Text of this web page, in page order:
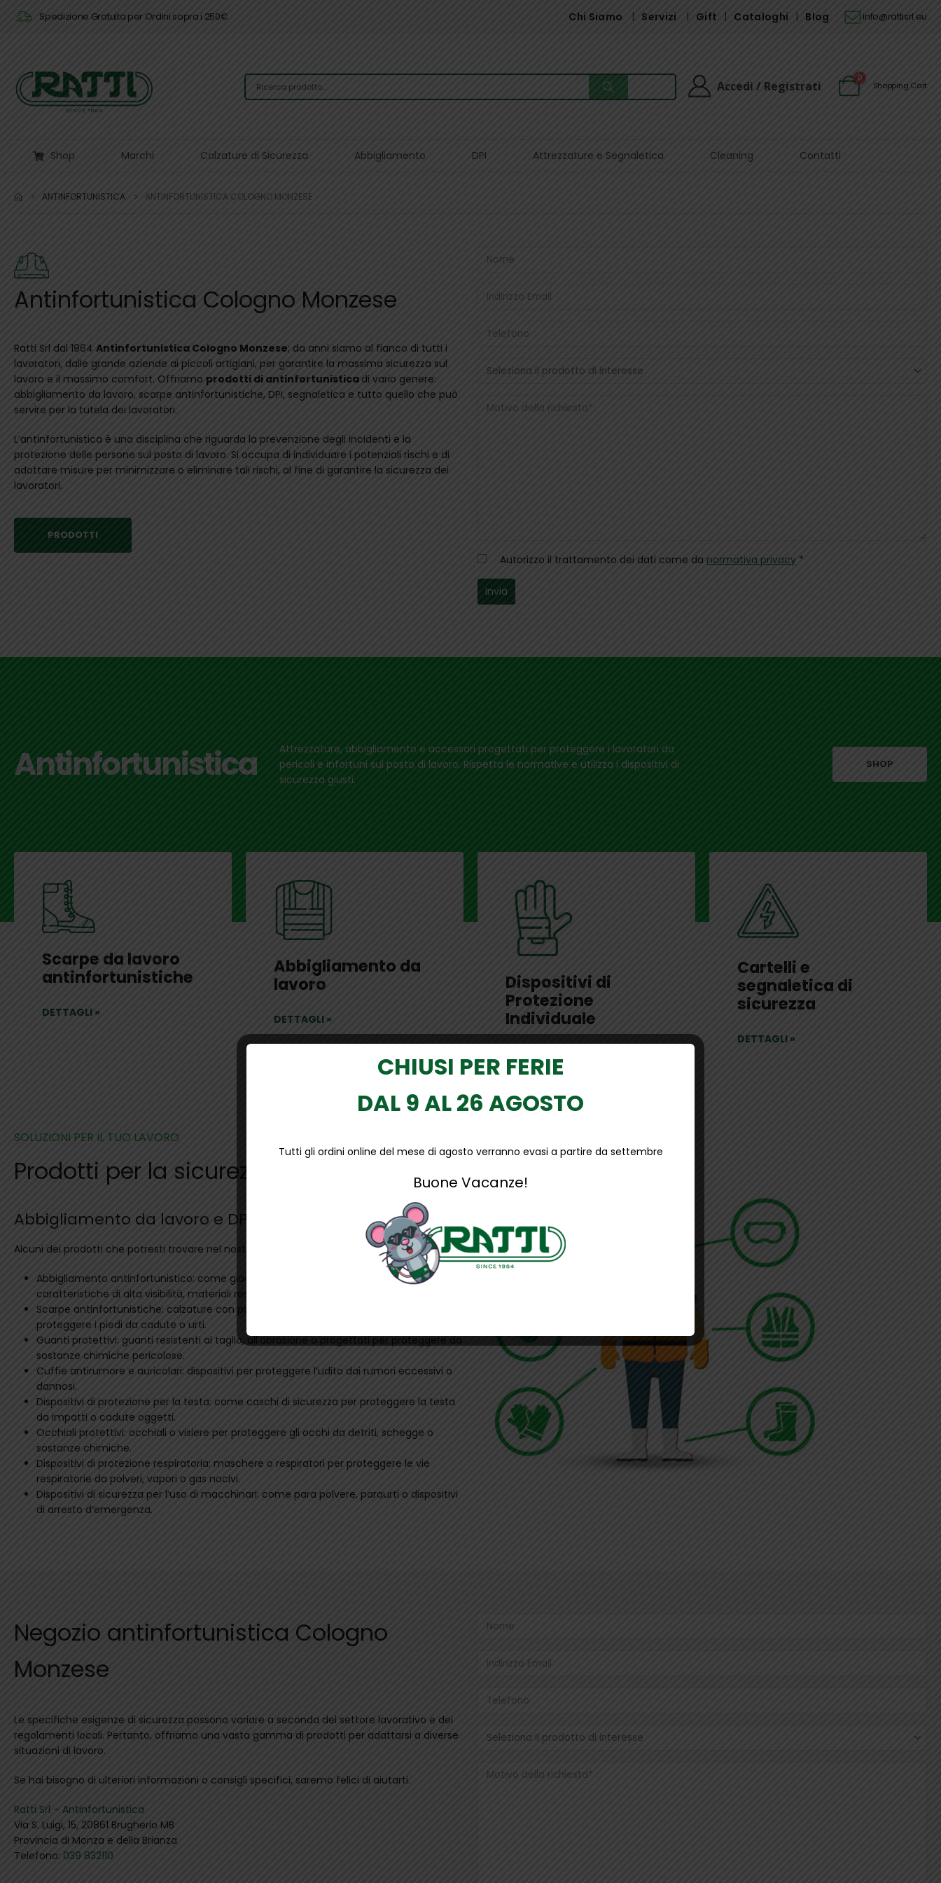
Spedizione Gratuita per Ordini sopra i 250€ Chi Siamo Servizi Gift Cataloghi Blog info@rattisrl.eu
Accedi / Registrati
0
Shopping Cart
Shop Marchi Calzature di Sicurezza Abbigliamento DPI Attrezzature e Segnaletica Cleaning Contatti
ANTINFORTUNISTICA ANTINFORTUNISTICA COLOGNO MONZESE
Antinfortunistica Cologno Monzese
Ratti Srl dal 1964 Antinfortunistica Cologno Monzese; da anni siamo al fianco di tutti i
lavoratori, dalle grande aziende ai piccoli artigiani, per garantire la massima sicurezza sul
lavoro e il massimo comfort. Offriamo prodotti di antinfortunistica di vario genere:
abbigliamento da lavoro, scarpe antinfortunistiche, DPI, segnaletica e tutto quello che può
servire per la tutela dei lavoratori.
L’antinfortunistica è una disciplina che riguarda la prevenzione degli incidenti e la
protezione delle persone sul posto di lavoro. Si occupa di individuare i potenziali rischi e di
adottare misure per minimizzare o eliminare tali rischi, al fine di garantire la sicurezza dei
lavoratori.
PRODOTTI
Autorizzo il trattamento dei dati come da normativa privacy *
Antinfortunistica
Attrezzature, abbigliamento e accessori progettati per proteggere i lavoratori da
pericoli e infortuni sul posto di lavoro. Rispetta le normative e utilizza i dispositivi di
sicurezza giusti.
SHOP
Scarpe da lavoro
antinfortunistiche
DETTAGLI »
Abbigliamento da
lavoro
DETTAGLI »
Dispositivi di
Protezione
Individuale
Cartelli e
segnaletica di
sicurezza
DETTAGLI »
SOLUZIONI PER IL TUO LAVORO
Prodotti per la sicurezza sul lavoro
Abbigliamento da lavoro e DPI
Alcuni dei prodotti che potresti trovare nel nostro negozio di antinfortunistica:
Abbigliamento antinfortunistico: come giacche, pantaloni, tute o gilet con
caratteristiche di alta visibilità, materiali resistenti agli agenti chimici o antistatici.
Scarpe antinfortunistiche: calzature con puntale in acciaio o composito per
proteggere i piedi da cadute o urti.
Guanti protettivi: guanti resistenti al taglio, all’abrasione o progettati per proteggere da
sostanze chimiche pericolose.
Cuffie antirumore e auricolari: dispositivi per proteggere l’udito dai rumori eccessivi o
dannosi.
Dispositivi di protezione per la testa: come caschi di sicurezza per proteggere la testa
da impatti o cadute oggetti.
Occhiali protettivi: occhiali o visiere per proteggere gli occhi da detriti, schegge o
sostanze chimiche.
Dispositivi di protezione respiratoria: maschere o respiratori per proteggere le vie
respiratorie da polveri, vapori o gas nocivi.
Dispositivi di sicurezza per l’uso di macchinari: come para polvere, paraurti o dispositivi
di arresto d’emergenza.
Negozio antinfortunistica Cologno
Monzese
Le specifiche esigenze di sicurezza possono variare a seconda del settore lavorativo e dei
regolamenti locali. Pertanto, offriamo una vasta gamma di prodotti per adattarsi a diverse
situazioni di lavoro.
Se hai bisogno di ulteriori informazioni o consigli specifici, saremo felici di aiutarti.
Ratti Srl – Antinfortunistica
Via S. Luigi, 15, 20861 Brugherio MB
Provincia di Monza e della Brianza
Telefono: 039 832110
CHIUSI PER FERIE
DAL 9 AL 26 AGOSTO
Tutti gli ordini online del mese di agosto verranno evasi a partire da settembre
Buone Vacanze!